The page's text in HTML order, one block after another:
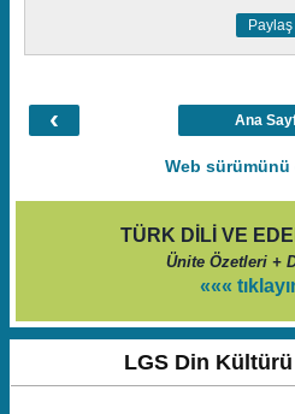
Paylaş
‹ Ana
Web
TÜRK DİLİ VE
Ünite Özetleri +
«««
LGS Din